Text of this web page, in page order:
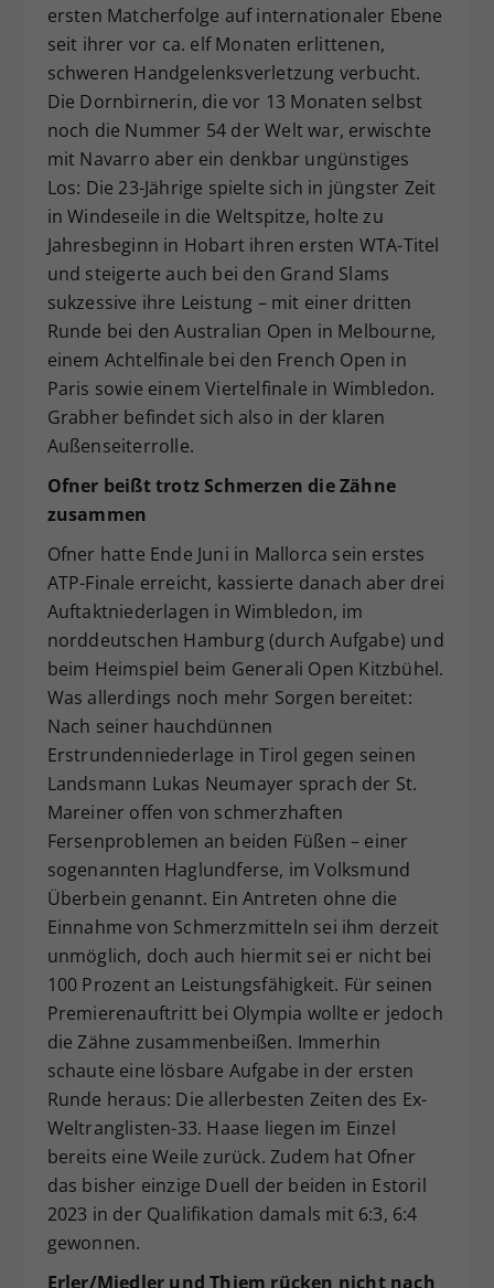
ersten Matcherfolge auf internationaler Ebene
seit ihrer vor ca. elf Monaten erlittenen,
schweren Handgelenksverletzung verbucht.
Die Dornbirnerin, die vor 13 Monaten selbst
noch die Nummer 54 der Welt war, erwischte
mit Navarro aber ein denkbar ungünstiges
Los: Die 23-Jährige spielte sich in jüngster Zeit
in Windeseile in die Weltspitze, holte zu
Jahresbeginn in Hobart ihren ersten WTA-Titel
und steigerte auch bei den Grand Slams
sukzessive ihre Leistung – mit einer dritten
Runde bei den Australian Open in Melbourne,
einem Achtelfinale bei den French Open in
Paris sowie einem Viertelfinale in Wimbledon.
Grabher befindet sich also in der klaren
Außenseiterrolle.
Ofner beißt trotz Schmerzen die Zähne
zusammen
Ofner hatte Ende Juni in Mallorca sein erstes
ATP-Finale erreicht, kassierte danach aber drei
Auftaktniederlagen in Wimbledon, im
norddeutschen Hamburg (durch Aufgabe) und
beim Heimspiel beim Generali Open Kitzbühel.
Was allerdings noch mehr Sorgen bereitet:
Nach seiner hauchdünnen
Erstrundenniederlage in Tirol gegen seinen
Landsmann Lukas Neumayer sprach der St.
Mareiner offen von schmerzhaften
Fersenproblemen an beiden Füßen – einer
sogenannten Haglundferse, im Volksmund
Überbein genannt. Ein Antreten ohne die
Einnahme von Schmerzmitteln sei ihm derzeit
unmöglich, doch auch hiermit sei er nicht bei
100 Prozent an Leistungsfähigkeit. Für seinen
Premierenauftritt bei Olympia wollte er jedoch
die Zähne zusammenbeißen. Immerhin
schaute eine lösbare Aufgabe in der ersten
Runde heraus: Die allerbesten Zeiten des Ex-
Weltranglisten-33. Haase liegen im Einzel
bereits eine Weile zurück. Zudem hat Ofner
das bisher einzige Duell der beiden in Estoril
2023 in der Qualifikation damals mit 6:3, 6:4
gewonnen.
Erler/Miedler und Thiem rücken nicht nach